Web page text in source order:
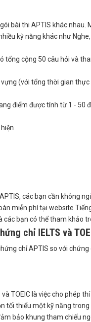
bài thi APTIS khác nhau.
kỹ năng khác như Nghe,
tổng cộng 50 câu hỏi và
(với tổng thời gian thực
điểm được tính từ 1 - 50
các bạn cần không
miễn phí tại website
bạn có thể tham khảo
chỉ IELTS và
chỉ APTIS so với chứng
TOEIC là việc cho phép
tối thiểu một kỹ năng
bảo khung tham chiếu